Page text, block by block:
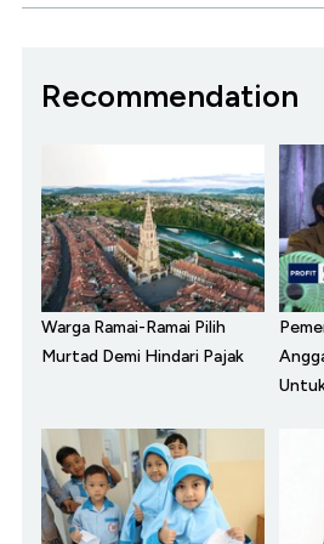
Recommendation
Warga Ramai-Ramai Pilih
Murtad Demi Hindari Pajak